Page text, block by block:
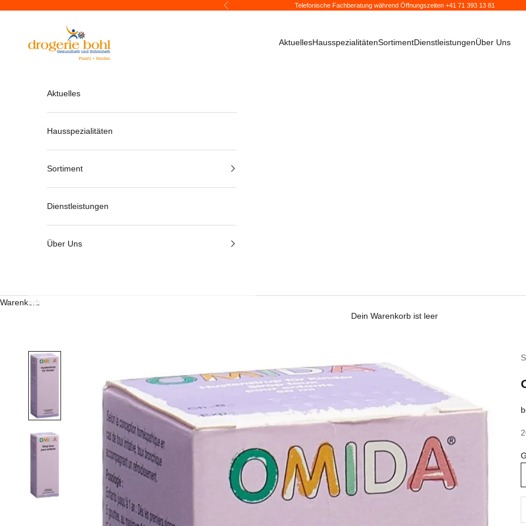
Zurück Telefonische Fachberatung während Öffnungszeiten +41 71 393 13 81
Drogerie Bohl
AktuellesHausspezialitätenSortimentDienstleistungenÜber Uns
Aktuelles
Hausspezialitäten
Sortiment
Dienstleistungen
Über Uns
Warenkorb
Dein Warenkorb ist leer